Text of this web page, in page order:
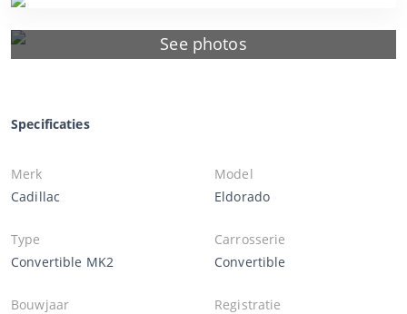
See photos
Specificaties
Merk
Cadillac
Model
Eldorado
Type
Convertible MK2
Carrosserie
Convertible
Bouwjaar
Registratie